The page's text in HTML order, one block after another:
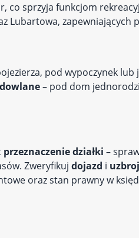
co sprzyja funkcjom
Lubartowa,
pod wypoczynek lub
– pod dom
przeznaczenie działki –
Zweryfikuj dojazd i
oraz stan prawny w